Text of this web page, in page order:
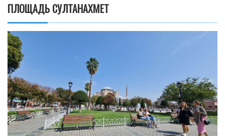
ПЛОЩАДЬ СУЛТАНАХМЕТ